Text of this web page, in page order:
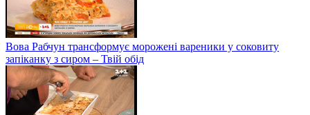
Вова Рабчун трансформує морожені вареники у соковиту
запіканку з сиром – Твій обід